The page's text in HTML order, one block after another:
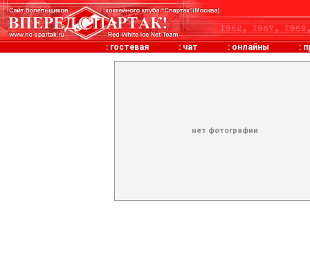
: гостевая : чат : онлайны :
нет фотографии